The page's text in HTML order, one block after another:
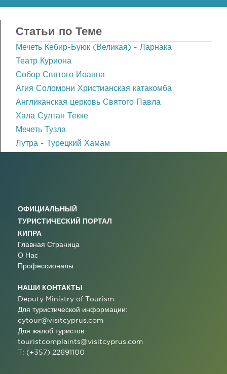
Статьи по Теме
Мечеть Кебир-Буюк (Великая) - Ларнака
Театр Куриона
Собор Святого Иоанна
Агия Соломони Христианская катакомба
Англиканская церковь Святого Павла
Хала Султан Текке
Мечеть Тузла
Лутра - Турецкий Хамам
ОФИЦИАЛЬНЫЙ
ТУРИСТИЧЕСКИЙ ПОРТАЛ
КИПРА
Главная Страница
О Нас
Профессионалы
НАШИ КОНТАКТЫ
Deputy Ministry of Tourism
Для туристической информации:
cytour@visitcyprus.com
Для жалоб туристов:
touristcomplaints@visitcyprus.com
T: (+357) 22691100